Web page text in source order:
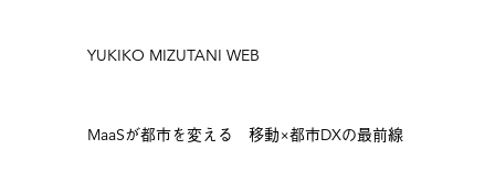
YUKIKO MIZUTANI WEB
MaaSが都市を変える 移動×都市DXの最前線